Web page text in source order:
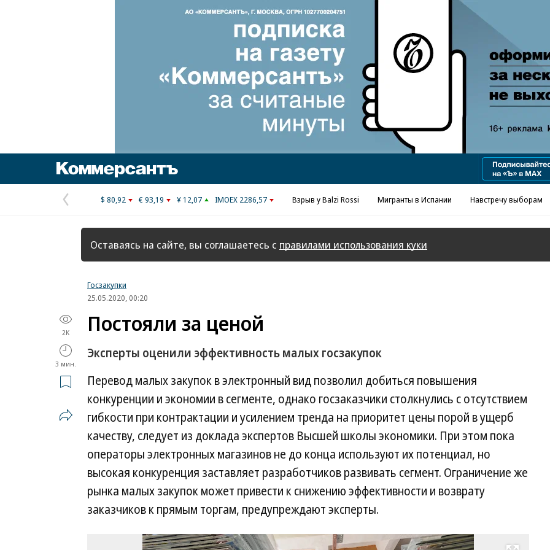
Реклама в «Ъ» www.kommersant.ru/ad
Предыдущая
страница
$ 80,92 € 93,19 ¥ 12,07 IMOEX 2286,57 Взрыв у Balzi Rossi Мигранты в Испании Навстречу выборам
Оставаясь на сайте, вы соглашаетесь с правилами использования куки
Госзакупки
25.05.2020, 00:20
2K
3 мин.
Постояли за ценой
Эксперты оценили эффективность малых госзакупок
Перевод малых закупок в электронный вид позволил добиться повышения
конкуренции и экономии в сегменте, однако госзаказчики столкнулись с отсутствием
гибкости при контрактации и усилением тренда на приоритет цены порой в ущерб
качеству, следует из доклада экспертов Высшей школы экономики. При этом пока
операторы электронных магазинов не до конца используют их потенциал, но
высокая конкуренция заставляет разработчиков развивать сегмент. Ограничение же
рынка малых закупок может привести к снижению эффективности и возврату
заказчиков к прямым торгам, предупреждают эксперты.